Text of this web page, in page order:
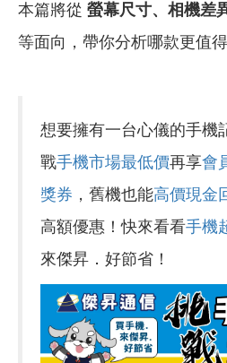
本篇將從 螢幕尺寸、相機差
等面向，帶你分析哪款更值得
想要擁有一台心儀的手機
戰手機市場最低價再享會
獎券 ，舊機也能高價現金
高額優惠！快來看看手機
來傑昇．好節省！